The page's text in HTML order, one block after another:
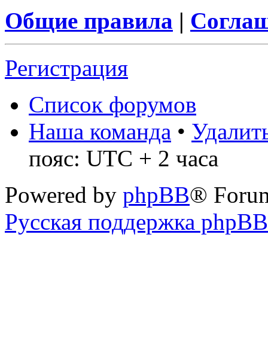
Общие правила |
Регистрация
Список форумов
Наша команда •
пояс: UTC + 2 часа
Powered by phpBB®
Русская поддержка phpBB